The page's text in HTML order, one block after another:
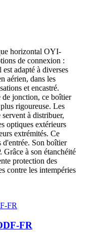
horizontal OYI-
de connexion :
adapté à diverses
aérien, dans les
et encastré.
de jonction, ce boîtier
rigoureuse. Les
à distribuer,
optiques extérieurs
extrémités. Ce
d'entrée. Son boîtier
Grâce à son étanchéité
protection des
contre les intempéries
FR